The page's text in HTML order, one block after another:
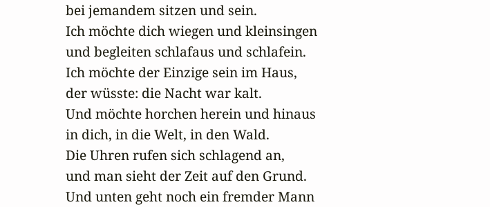
bei jemandem sitzen und sein.
Ich möchte dich wiegen und kleinsingen
und begleiten schlafaus und schlafein.
Ich möchte der Einzige sein im Haus,
der wüsste: die Nacht war kalt.
Und möchte horchen herein und hinaus
in dich, in die Welt, in den Wald.
Die Uhren rufen sich schlagend an,
und man sieht der Zeit auf den Grund.
Und unten geht noch ein fremder Mann